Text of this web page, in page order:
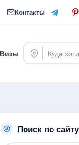
Контакты
Визы
Поиск по сайту